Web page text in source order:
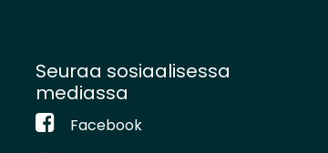
Seuraa sosiaalisessa
mediassa
Facebook